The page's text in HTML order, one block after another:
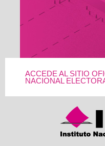
ACCEDE AL SITIO
NACIONAL